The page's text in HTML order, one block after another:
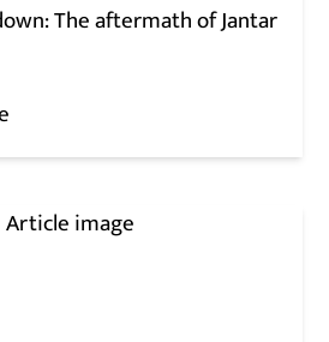
The aftermath of Jantar